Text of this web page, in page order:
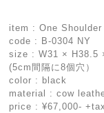
item : One
code : B-0304 NY
size : W31 × H38.5
(5cm間隔に8個穴）
color : black
material : cow
price : ¥67,000- +tax